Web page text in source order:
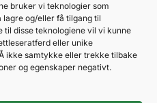
bruker vi teknologier som
og/eller få tilgang til
til disse teknologiene vil vi kunne
eller unike
ikke samtykke eller trekke tilbake
og egenskaper negativt.